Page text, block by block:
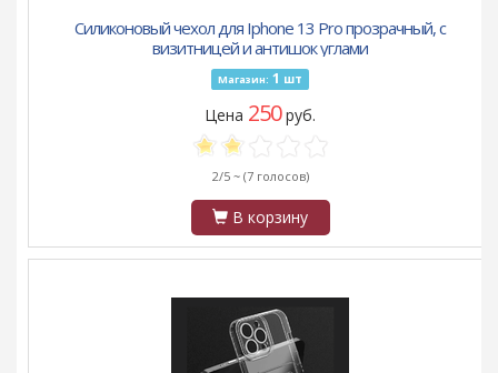
Силиконовый чехол для Iphone 13 Pro прозрачный, с
визитницей и антишок углами
Магазин: 1 шт
Цена 250руб.
2/5 ~ (7 голосов)
В корзину